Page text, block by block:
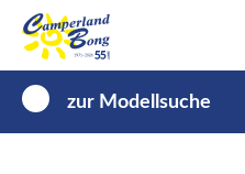
zur Modellsuche